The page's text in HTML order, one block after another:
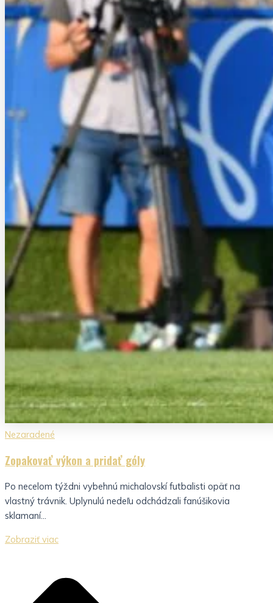
Nezaradené
Zopakovať výkon a pridať góly
Po necelom týždni vybehnú michalovskí futbalisti opäť na
vlastný trávnik. Uplynulú nedeľu odchádzali fanúšikovia
sklamaní...
Zobraziť viac